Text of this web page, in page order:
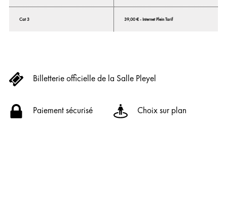
Cat 3 39,00 € - Internet Plein Tarif
Billetterie officielle de la Salle Pleyel
Paiement sécurisé Choix sur plan